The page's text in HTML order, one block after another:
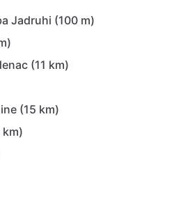
Jadruhi (100 m)
(11 km)
(15 km)
km)